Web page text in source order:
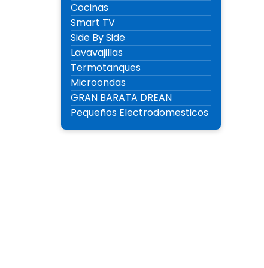
Cocinas
Smart TV
Side By Side
Lavavajillas
Termotanques
Microondas
GRAN BARATA DREAN
Pequeños Electrodomesticos